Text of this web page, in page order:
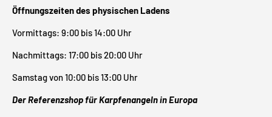
Öffnungszeiten des physischen Ladens
Vormittags: 9:00 bis 14:00 Uhr
Nachmittags: 17:00 bis 20:00 Uhr
Samstag von 10:00 bis 13:00 Uhr
Der Referenzshop für Karpfenangeln in Europa